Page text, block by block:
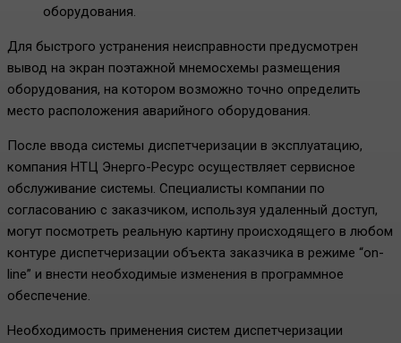
оборудования.
Для быстрого устранения неисправности предусмотрен
вывод на экран поэтажной мнемосхемы размещения
оборудования, на котором возможно точно определить
место расположения аварийного оборудования.
После ввода системы диспетчеризации в эксплуатацию,
компания НТЦ Энерго-Ресурс осуществляет сервисное
обслуживание системы. Специалисты компании по
согласованию с заказчиком, используя удаленный доступ,
могут посмотреть реальную картину происходящего в любом
контуре диспетчеризации объекта заказчика в режиме “on-
line” и внести необходимые изменения в программное
обеспечение.
Необходимость применения систем диспетчеризации